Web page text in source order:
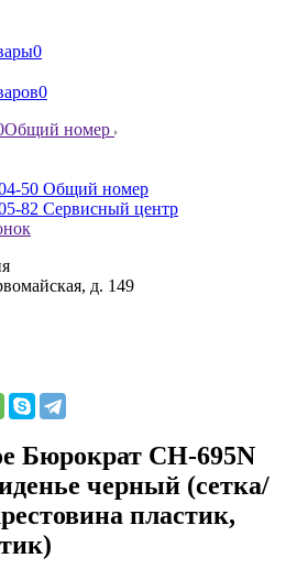
0
0
Общий номер
50 Общий номер
82 Сервисный центр
д. 149
Бюрократ CH-695N
черный (сетка/
пластик,